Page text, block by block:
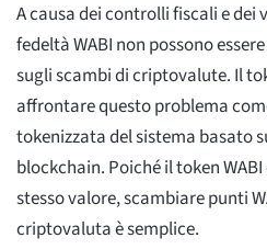
A causa dei controlli fiscali e
fedeltà WABI non possono
sugli scambi di criptovalute. Il
affrontare questo problema
tokenizzata del sistema basato
blockchain. Poiché il token
stesso valore, scambiare punti
criptovaluta è semplice.